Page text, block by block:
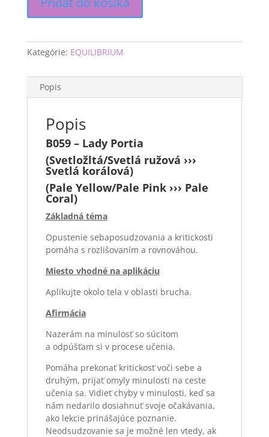
PORTIA
Kategórie: EQUILIBRIUM
Popis
Popis
B059 – Lady Portia
(Svetložltá/Svetlá ružová ›››
Svetlá korálová)
(Pale Yellow/Pale Pink ››› Pale
Coral)
Základná téma
Opustenie sebaposudzovania a kritickosti
pomáha s rozlišovaním a rovnováhou.
Miesto vhodné na aplikáciu
Aplikujte okolo tela v oblasti brucha.
Afirmácia
Nazerám na minulosť so súcitom
a odpúšťam si v procese učenia.
Pomáha prekonať kritickosť voči sebe a
druhým, prijať omyly minulosti na ceste
učenia sa. Vidieť chyby v minulosti, keď sa
nám nedarilo dosiahnuť svoje očakávania,
ako lekcie prinášajúce poznanie.
Neodsudzovanie sa je možné len vtedy, ak